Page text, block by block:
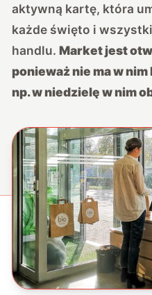
aktywną kartę, która
każde święto i
handlu.Market jest
ponieważ nie ma w
np. w niedzielę w nim